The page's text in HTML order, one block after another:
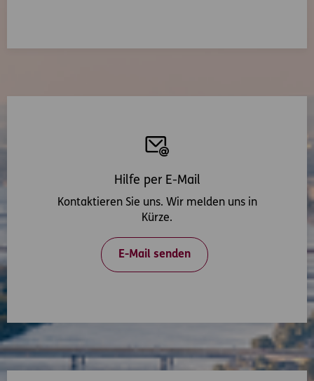
Hilfe per E-Mail
Kontaktieren Sie uns. Wir melden uns in
Kürze.
E-Mail senden